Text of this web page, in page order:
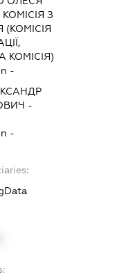
КОМІСІЯ З
КОМІСІЯ)
-
-
-